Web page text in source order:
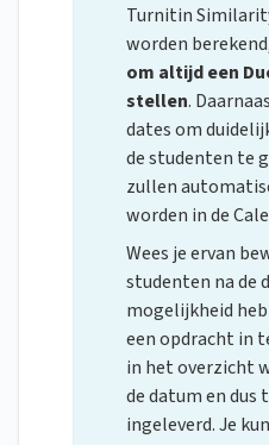
Turnitin
worden
om altijd een
stellen.
dates om
de studenten te
zullen
worden in de
Wees je ervan
studenten na de
mogelijkheid
een opdracht in
in het overzicht
de datum en dus
ingeleverd. Je